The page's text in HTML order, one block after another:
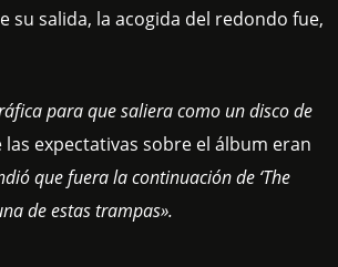
su salida, la acogida del redondo fue,
para que saliera como un disco de
expectativas sobre el álbum eran
que fuera la continuación de ‘The
de estas trampas».